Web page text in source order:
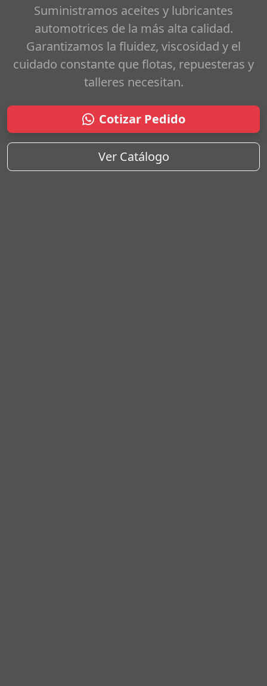
Suministramos aceites y lubricantes
automotrices de la más alta calidad.
Garantizamos la fluidez, viscosidad y el
cuidado constante que flotas, repuesteras y
talleres necesitan.
Cotizar Pedido
Ver Catálogo